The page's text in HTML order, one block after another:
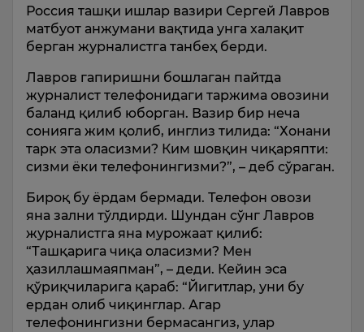
Россия ташқи ишлар вазири Сергей Лавров
матбуот анжумани вақтида унга халақит
берган журналистга танбеҳ берди.
Лавров гапиришни бошлаган пайтда
журналист телефонидаги таржима овозини
баланд қилиб юборган. Вазир бир неча
сонияга жим қолиб, инглиз тилида: “Хонани
тарк эта оласизми? Ким шовқин чиқаряпти:
сизми ёки телефонингизми?”, – деб сўраган.
Бироқ бу ёрдам бермади. Телефон овози
яна зални тўлдирди. Шундан сўнг Лавров
журналистга яна мурожаат қилиб:
“Ташқарига чиқа оласизми? Мен
ҳазиллашмаяпман”, – деди. Кейин эса
қўриқчиларига қараб: “Йигитлар, уни бу
ердан олиб чиқинглар. Агар
телефонингизни бермасангиз, улар